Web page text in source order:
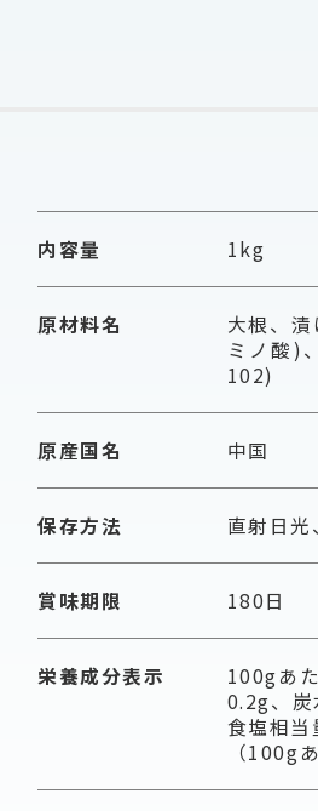
内容量 1kg
原材料名
大根、
ミノ酸)
102)
原産国名 中国
保存方法 直射日光
賞味期限 180日
栄養成分表示
100gあ
0.2g、
食塩相
（100g